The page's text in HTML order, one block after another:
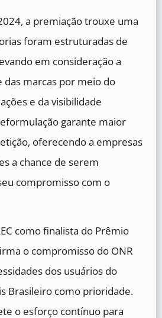
a premiação trouxe uma
foram estruturadas de
em consideração a
marcas por meio do
e da visibilidade
garante maior
oferecendo a empresas
a chance de serem
compromisso com o
como finalista do Prêmio
o compromisso do ONR
dos usuários do
Brasileiro como prioridade.
o esforço contínuo para